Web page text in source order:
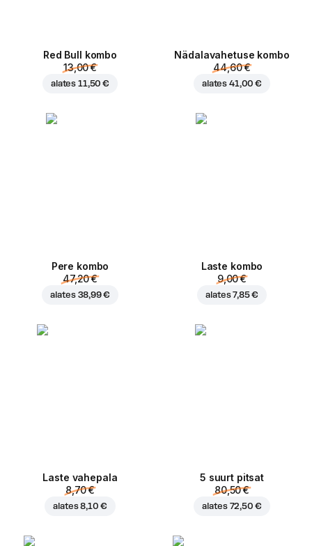
Red Bull kombo
13,00 €
alates 11,50 €
Nädalavahetuse kombo
44,60 €
alates 41,00 €
Pere kombo
47,20 €
alates 38,99 €
Laste kombo
9,00 €
alates7,85 €
Laste vahepala
8,70 €
alates8,10 €
5 suurt pitsat
80,50 €
alates 72,50 €